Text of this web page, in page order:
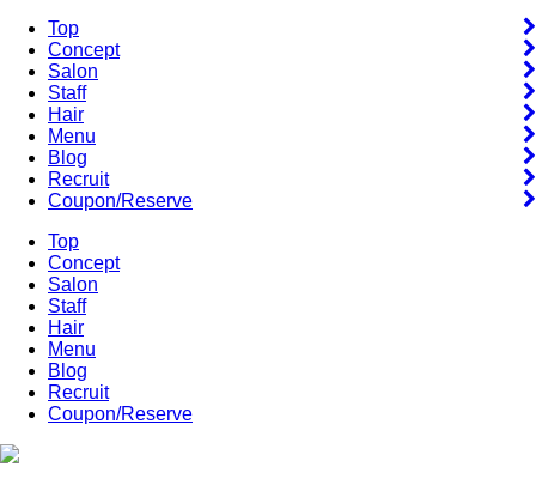
Top
Concept
Salon
Staff
Hair
Menu
Blog
Recruit
Coupon/Reserve
Top
Concept
Salon
Staff
Hair
Menu
Blog
Recruit
Coupon/Reserve